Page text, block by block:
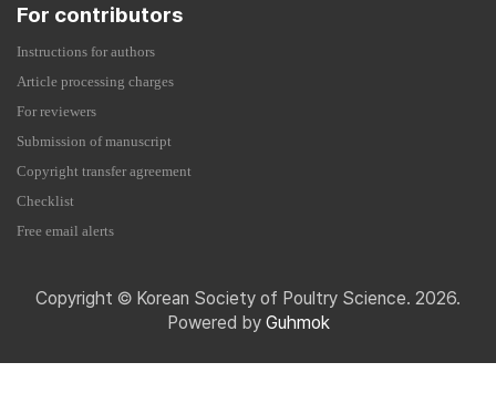
For contributors
Instructions for authors
Article processing charges
For reviewers
Submission of manuscript
Copyright transfer agreement
Checklist
Free email alerts
Copyright © Korean Society of Poultry Science. 2026.
Powered by Guhmok